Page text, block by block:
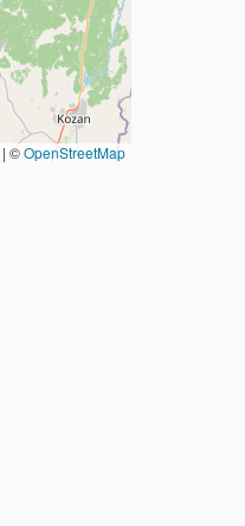
| ©OpenStreetMap